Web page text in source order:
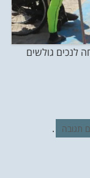
לנכים גולשים
תגובה .